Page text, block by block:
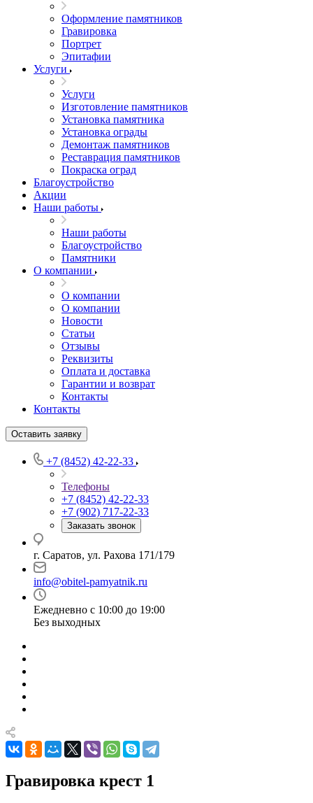
Оформление памятников
Гравировка
Портрет
Эпитафии
Услуги
Услуги
Изготовление памятников
Установка памятника
Установка ограды
Демонтаж памятников
Реставрация памятников
Покраска оград
Благоустройство
Акции
Наши работы
Наши работы
Благоустройство
Памятники
О компании
О компании
О компании
Новости
Статьи
Отзывы
Реквизиты
Оплата и доставка
Гарантии и возврат
Контакты
Контакты
Оставить заявку
+7 (8452) 42-22-33
Телефоны
+7 (8452) 42-22-33
+7 (902) 717-22-33
Заказать звонок
г. Саратов, ул. Рахова 171/179
info@obitel-pamyatnik.ru
Ежедневно с 10:00 до 19:00
Без выходных
Гравировка крест 1